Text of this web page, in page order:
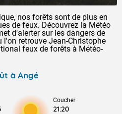
nos forêts sont de plus en
de feux. Découvrez la Météo
d'alerter sur les dangers de
retrouve Jean-Christophe
feux de forêts à Météo-
à Angé
Coucher
21:20